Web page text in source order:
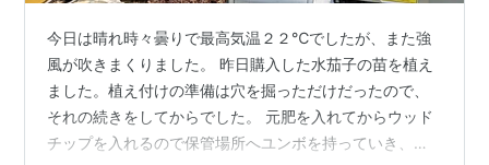
今日は晴れ時々曇りで最高気温２２℃でしたが、また強
風が吹きまくりました。 昨日購入した水茄子の苗を植え
ました。植え付けの準備は穴を掘っただけだったので、
それの続きをしてからでした。 元肥を入れてからウッド
チップを入れるので保管場所へユンボを持っていき、運